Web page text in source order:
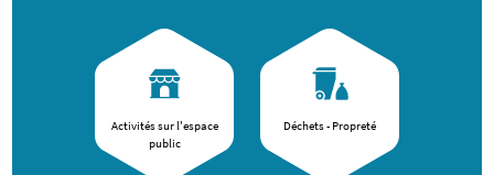
Activités sur l'espace
public
Déchets - Propreté